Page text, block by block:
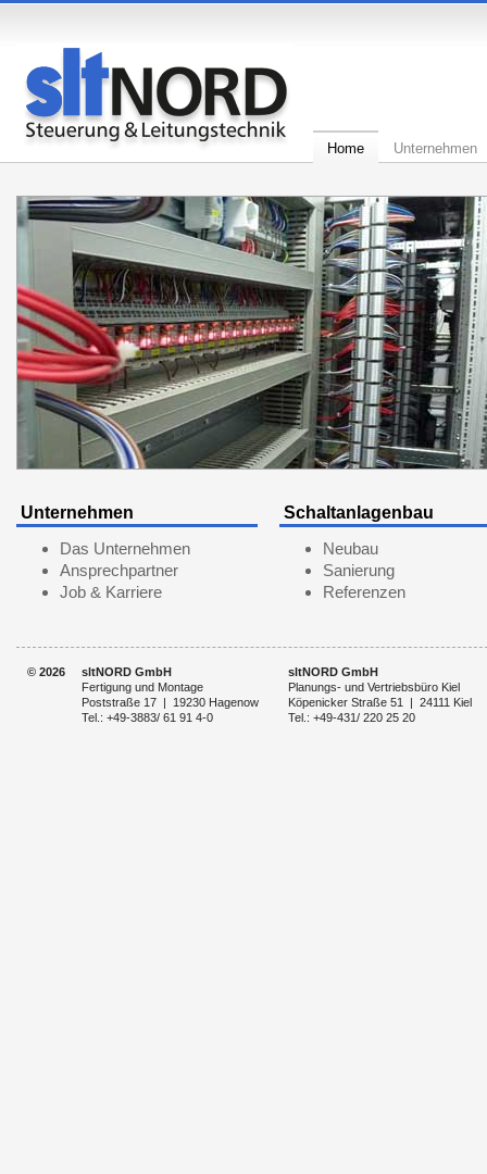
Home Unternehmen
Unternehmen
Das Unternehmen
Ansprechpartner
Job & Karriere
Schaltanlagenbau
Neubau
Sanierung
Referenzen
© 2026
sltNORD GmbH
Fertigung und Montage
Poststraße 17 | 19230 Hagenow
Tel.: +49-3883/ 61 91 4-0
sltNORD GmbH
Planungs- und Vertriebsbüro Kiel
Köpenicker Straße 51 | 24111 Kiel
Tel.: +49-431/ 220 25 20